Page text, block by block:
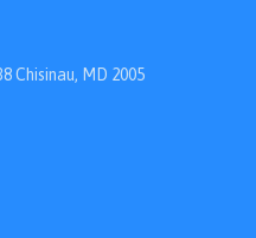
Chisinau, MD 2005